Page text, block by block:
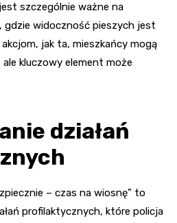
szczególnie ważne na
widoczność pieszych jest
jak ta, mieszkańcy mogą
ale kluczowy element może
działań
– czas na wiosnę” to
profilaktycznych, które policja